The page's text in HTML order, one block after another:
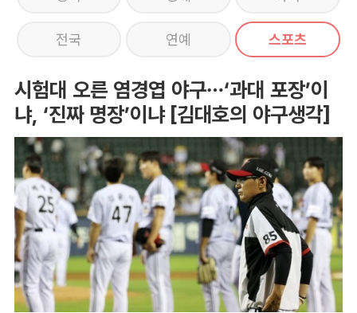
전국 연예 스포츠
시험대 오른 염경엽 야구…‘과대 포장’이
냐, ‘진짜 명장’이냐 [김대호의 야구생각]